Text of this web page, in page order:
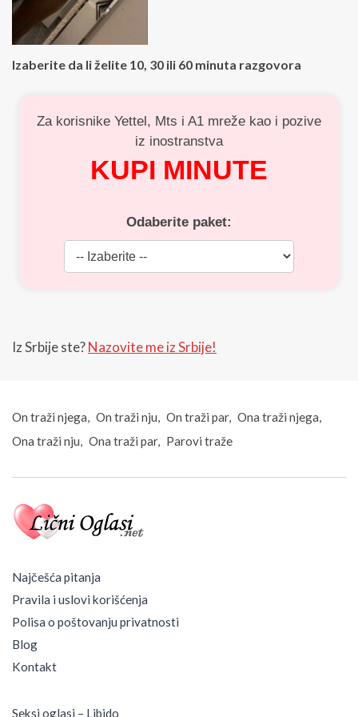
Izaberite da li želite 10, 30 ili 60 minuta razgovora
Za korisnike Yettel, Mts i A1 mreže kao i pozive
iz inostranstva
KUPI MINUTE
Odaberite paket:
Iz Srbije ste?Nazovite me iz Srbije!
On traži njega On traži nju On traži par
Ona traži njega
Ona traži nju
Ona traži par Parovi traže
Najčešća pitanja
Pravila i uslovi korišćenja
Polisa o poštovanju privatnosti
Blog
Kontakt
Seksi oglasi – Libido